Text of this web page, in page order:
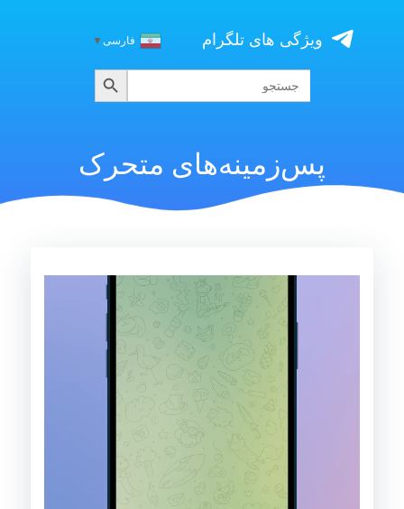
content
ویژگی های تلگرام فارسی▼
جستجو
برای:
جستجو
پس‌زمینه‌های متحرک